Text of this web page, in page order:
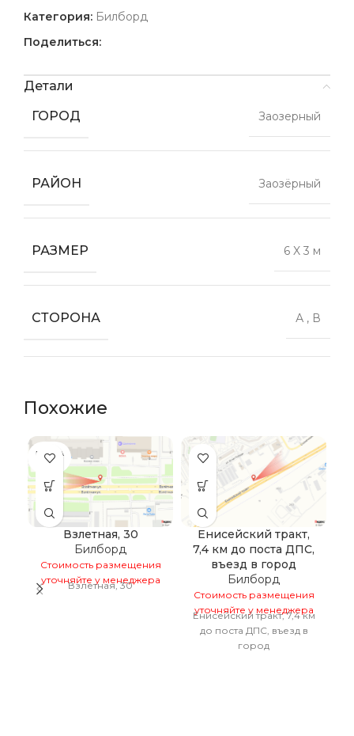
Категория: Билборд
Поделиться:
Детали
ГОРОД
Заозерный
РАЙОН Заозёрный
РАЗМЕР 6 X 3 м
СТОРОНА А , В
Похожие
ПРОДА
НО
Взлетная, 30
Билборд
Стоимость размещения
уточняйте у менеджера
Взлетная, 30
Енисейский тракт,
7,4 км до поста ДПС,
въезд в город
Билборд
Стоимость размещения
уточняйте у менеджера
Енисейский тракт, 7,4 км
до поста ДПС, въезд в
город